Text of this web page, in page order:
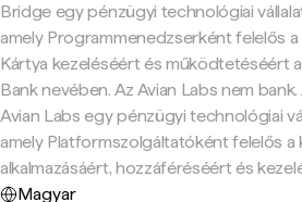
Bridge egy pénzügyi technológiai
amely Programmenedzserként felelős a
Kártya kezeléséért és működtetéséért
Bank nevében. Az Avian Labs nem bank.
Avian Labs egy pénzügyi technológiai
amely Platformszolgáltatóként felelős a
alkalmazásáért, hozzáféréséért és
Magyar